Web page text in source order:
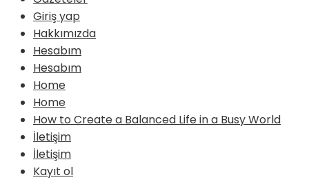
Giriş yap
Hakkımızda
Hesabım
Hesabım
Home
Home
How to Create a Balanced Life in a Busy World
İletişim
İletişim
Kayıt ol